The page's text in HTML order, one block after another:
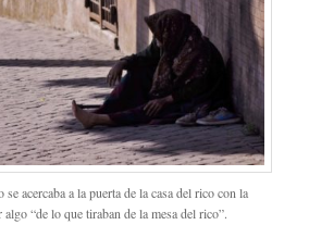
acercaba a la puerta de la casa del rico con la
algo “de lo que tiraban de la mesa del rico”.